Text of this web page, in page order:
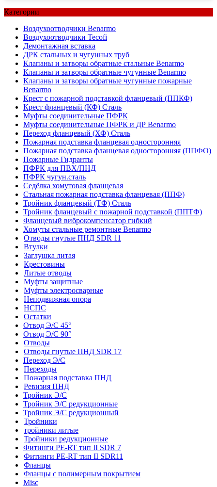
Категории
Воздухоотводчики Benarmo
Воздухоотводчики Tecofi
Демонтажная вставка
ДРК стальных и чугунных труб
Клапаны и затворы обратные стальные Benarmo
Клапаны и затворы обратные чугунные Benarmo
Клапаны и затворы обратные чугунные пожарные
Benarmo
Крест с пожарной подставкой фланцевый (ППКФ)
Крест фланцевый (КФ) Сталь
Муфты соединительные ПФРК
Муфты соединительные ПФРК и ДР Benarmo
Переход фланцевый (ХФ) Сталь
Пожарная подставка фланцевая односторонняя
Пожарная подставка фланцевая односторонняя (ППФО)
Пожарные Гидранты
ПФРК для ПВХ/ПНД
ПФРК чугун.сталь
Седёлка хомутовая фланцевая
Стальная пожарная подставка фланцевая (ППФ)
Тройник фланцевый (ТФ) Сталь
Тройник фланцевый с пожарной подставкой (ППТФ)
Фланцевый виброкомпенсатор гибкий
Хомуты стальные ремонтные Benarmo
Отводы гнутые ПНД SDR 11
Втулки
Заглушка литая
Крестовины
Литые отводы
Муфты защитные
Муфты электросварные
Неподвижная опора
НСПС
Остатки
Отвод Э/С 45°
Отвод Э/С 90°
Отводы
Отводы гнутые ПНД SDR 17
Переход Э/С
Переходы
Пожарная подставка ПНД
Ревизия ПНД
Тройник Э/С
Тройник Э/С редукционные
Тройник Э/С редукционный
Тройники
тройники литые
Тройники редукционные
Фитинги PE-RT тип II SDR 7
Фитинги PE-RT тип II SDR11
Фланцы
Фланцы с полимерным покрытием
Misc